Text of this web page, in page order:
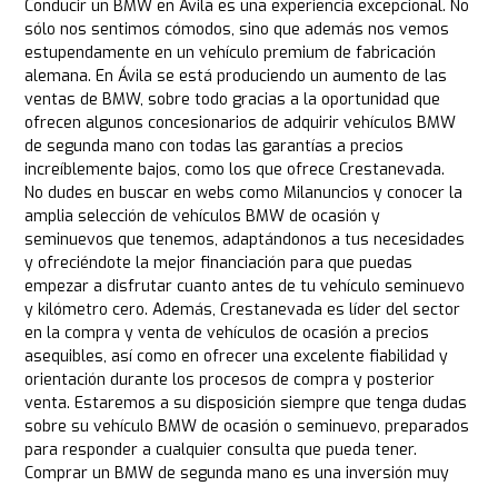
Conducir un BMW en Ávila es una experiencia excepcional. No
sólo nos sentimos cómodos, sino que además nos vemos
estupendamente en un vehículo premium de fabricación
alemana. En Ávila se está produciendo un aumento de las
ventas de BMW, sobre todo gracias a la oportunidad que
ofrecen algunos concesionarios de adquirir vehículos BMW
de segunda mano con todas las garantías a precios
increíblemente bajos, como los que ofrece Crestanevada.
No dudes en buscar en webs como Milanuncios y conocer la
amplia selección de vehículos BMW de ocasión y
seminuevos que tenemos, adaptándonos a tus necesidades
y ofreciéndote la mejor financiación para que puedas
empezar a disfrutar cuanto antes de tu vehículo seminuevo
y kilómetro cero. Además, Crestanevada es líder del sector
en la compra y venta de vehículos de ocasión a precios
asequibles, así como en ofrecer una excelente fiabilidad y
orientación durante los procesos de compra y posterior
venta. Estaremos a su disposición siempre que tenga dudas
sobre su vehículo BMW de ocasión o seminuevo, preparados
para responder a cualquier consulta que pueda tener.
Comprar un BMW de segunda mano es una inversión muy